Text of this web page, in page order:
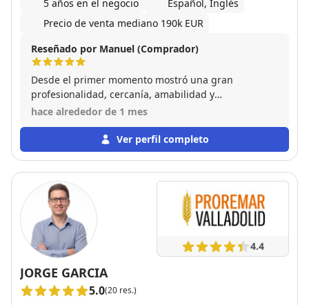
5 años en el negocio
Español, Inglés
Precio de venta mediano 190k EUR
Reseñado por Manuel (Comprador)
Desde el primer momento mostró una gran
profesionalidad, cercanía, amabilidad y
disponibilidad para resolver cualquier duda. Muy
Totalmente recomendable.
hace alrededor de 1 mes
Ver perfil completo
4.4
JORGE GARCIA
5.0(20 res.)